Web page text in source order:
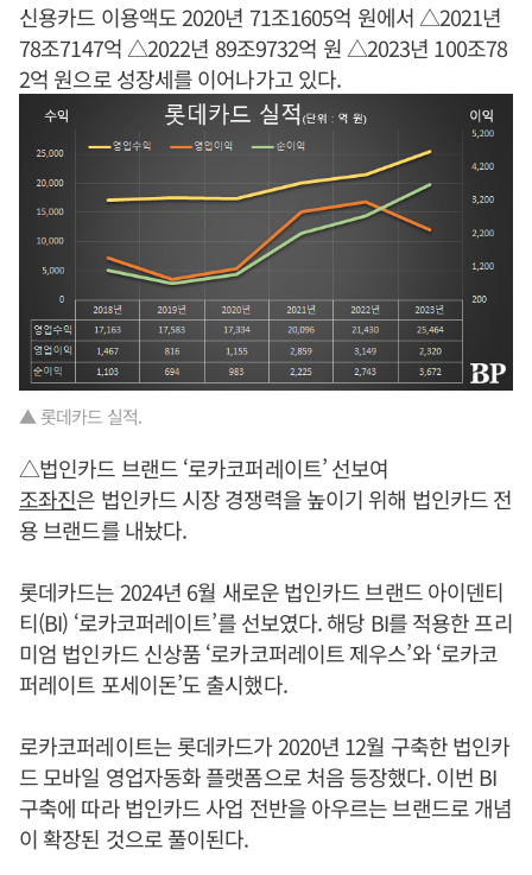
신용카드 이용액도 2020년 71조1605억 원에서 △2021년
78조7147억 △2022년 89조9732억 원 △2023년 100조78
2억 원으로 성장세를 이어나가고 있다.
▲ 롯데카드 실적.
△법인카드 브랜드 ‘로카코퍼레이트’ 선보여
조좌진은 법인카드 시장 경쟁력을 높이기 위해 법인카드 전
용 브랜드를 내놨다.
롯데카드는 2024년 6월 새로운 법인카드 브랜드 아이덴티
티(BI) ‘로카코퍼레이트’를 선보였다. 해당 BI를 적용한 프리
미엄 법인카드 신상품 ‘로카코퍼레이트 제우스’와 ‘로카코
퍼레이트 포세이돈’도 출시했다.
로카코퍼레이트는 롯데카드가 2020년 12월 구축한 법인카
드 모바일 영업자동화 플랫폼으로 처음 등장했다. 이번 BI
구축에 따라 법인카드 사업 전반을 아우르는 브랜드로 개념
이 확장된 것으로 풀이된다.